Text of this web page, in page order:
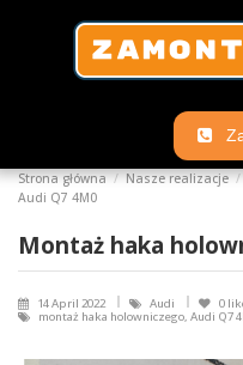
Strona główna Nasze realizacje
Audi Q7 4M0
Montaż haka
14 April 2022 Audi 0
montaż haka holowniczego, Audi Q7